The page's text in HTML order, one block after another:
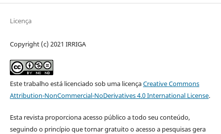
Licença
Copyright (c) 2021 IRRIGA
Este trabalho está licenciado sob uma licençaCreative Commons
Attribution-NonCommercial-NoDerivatives 4.0 International License.
Esta revista proporciona acesso público a todo seu conteúdo,
seguindo o princípio que tornar gratuito o acesso a pesquisas gera